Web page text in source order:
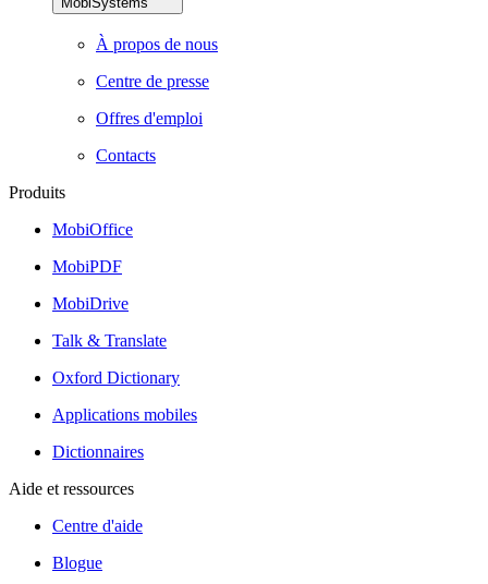
À propos de nous
Centre de presse
Offres d'emploi
Contacts
Produits
MobiOffice
MobiPDF
MobiDrive
Talk & Translate
Oxford Dictionary
Applications mobiles
Dictionnaires
Aide et ressources
Centre d'aide
Blogue